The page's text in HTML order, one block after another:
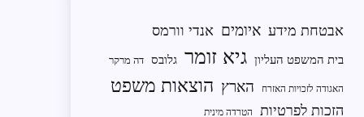
אבטחת מידע איומים אנדי וורמס
בית המשפט העליון גיא זומר גלובס דה מרקר
האגודה לזכויות האזרח הארץ הוצאות משפט
הזכות לפרטיות הטרדה מינית